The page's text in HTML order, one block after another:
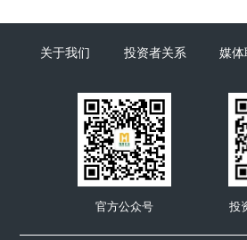
关于我们 投资者关系 媒
官方公众号 投